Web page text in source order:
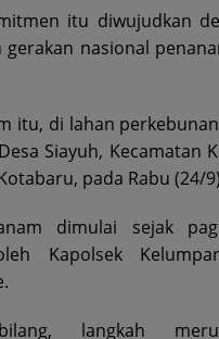
itu diwujudkan
nasional
itu, di lahan
Siayuh, Kecamatan
pada Rabu (24/
dimulai sejak
Kapolsek
langkah